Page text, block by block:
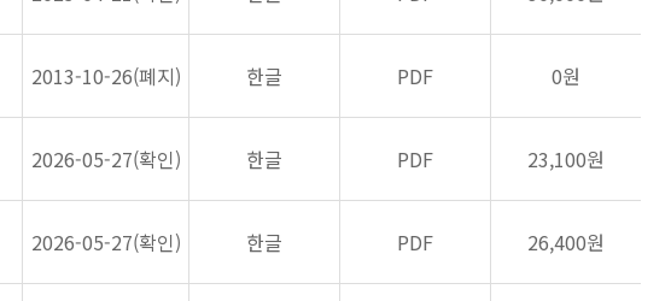
2013-10-26(폐지) 한글 PDF 0원
2026-05-27(확인) 한글 PDF 23,100원
2026-05-27(확인) 한글 PDF 26,400원